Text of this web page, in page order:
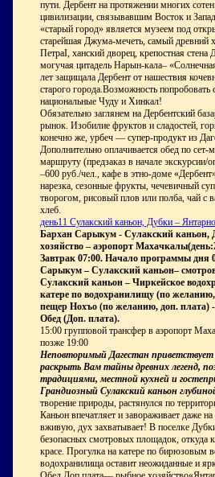
пути. Дербент на протяжении многих сотен
цивилизации, связывавшим Восток и
«старый город» является музеем под
старейшая Джума-мечеть, самый древний
ПетраI, ханский дворец, крепостная стена
могучая цитадель Нарын-кала–
лет защищала Дербент от нашествия
старого города.Возможность
национальные Чуду и Хинкал!
Обязательно заглянем на Дербентский
рынок. Изобилие фруктов и сладостей,
конечно же, урбеч — супер-продукт из
Дополнительно оплачивается обед по
маршруту (предзаказ в начале экскурсии/
–600 руб./чел., кафе в этно-доме
нарезка, сезонные фрукты, чечевичный
творогом, рисовый плов или полба, чай с
хлеб.
день11 Сулакский каньон, Дубки –
Бархан Сарыкум - Сулакский каньон,
хозяйство – аэропорт
Завтрак 07:00. Начало программы дня
Сарыкум – Сулакский каньон–
Сулакский каньон – Чиркейское
катере по водохранилищу (по
пещер Нохъо (по желанию, доп. плата) -
Обед (Доп. плата).
15:00 групповой трансфер в аэропорт
позже 19:00
Неповторимый Дагестан
раскрыть Вам тайны древних легенд,
традициями, местной кухней и
Грандиозный Сулакский каньон
творение природы, растянулся по
Каньон впечатляет и завораживает даже
вживую, дух захватывает! В поселке
безопасных смотровых площадок, откуда
красе. Прогулка на катере по бирюзовым
водохранилища оставит неожиданные и